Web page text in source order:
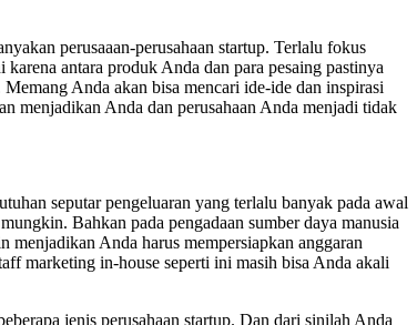
perusaaan-perusahaan startup. Terlalu fokus
antara produk Anda dan para pesaing pastinya
Anda akan bisa mencari ide-ide dan inspirasi
menjadikan Anda dan perusahaan Anda menjadi tidak
seputar pengeluaran yang terlalu banyak pada awal
Bahkan pada pengadaan sumber daya manusia
menjadikan Anda harus mempersiapkan anggaran
marketing in-house seperti ini masih bisa Anda akali
jenis perusahaan startup. Dan dari sinilah Anda